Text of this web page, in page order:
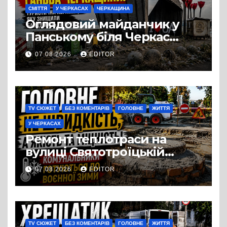
СМІТТЯ У ЧЕРКАСАХ ЧЕРКАЩИНА
Оглядовий майданчик у
Панському біля Черкас
перетворився на занедбане
сміттєзвалище
07.08.2026 EDITOR
TV СЮЖЕТ БЕЗ КОМЕНТАРІВ ГОЛОВНЕ ЖИТТЯ
У ЧЕРКАСАХ
Ремонт теплотраси на
вулиці Святотроїцькій
затягнувся порівняно із
запланованими термінами.
Вулицю досі не відкрили
для руху
07.08.2026 EDITOR
TV СЮЖЕТ БЕЗ КОМЕНТАРІВ ГОЛОВНЕ ЖИТТЯ